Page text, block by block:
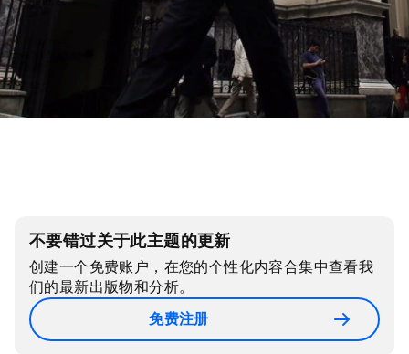
不要错过关于此主题的更新
创建一个免费账户，在您的个性化内容合集中查看我
们的最新出版物和分析。
免费注册